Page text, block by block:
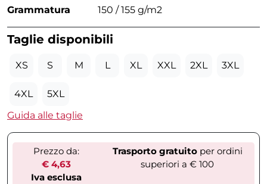
Grammatura 150 / 155 g/m2
Taglie disponibili
XS S M L XL XXL 2XL 3XL
4XL
5XL
Guida alle taglie
Prezzo da:
€ 4,63
Iva esclusa
Trasporto gratuitoper ordini
superiori a € 100